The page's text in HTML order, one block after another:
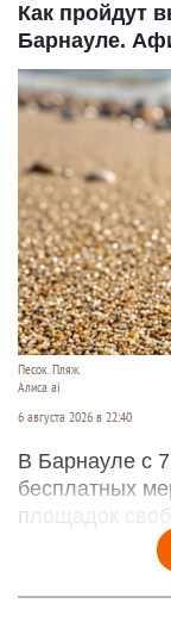
Как пройдут
Барнауле.
Песок. Пляж.
Алиса ai
6 августа 2026 в 22:40
В Барнауле с 7
бесплатных
площадок